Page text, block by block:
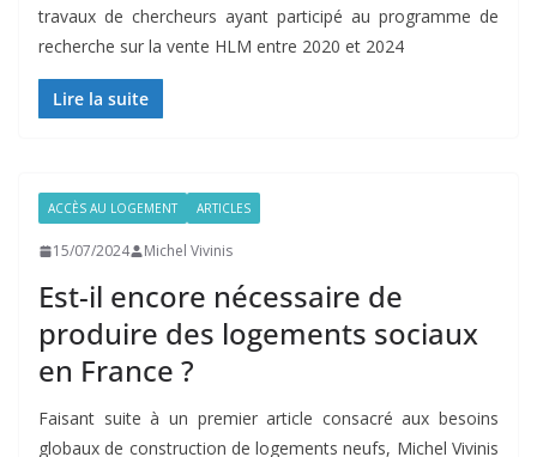
travaux de chercheurs ayant participé au programme de
recherche sur la vente HLM entre 2020 et 2024
Lire la suite
ACCÈS AU LOGEMENT ARTICLES
15/07/2024 Michel Vivinis
Est-il encore nécessaire de
produire des logements sociaux
en France ?
Faisant suite à un premier article consacré aux besoins
globaux de construction de logements neufs, Michel Vivinis